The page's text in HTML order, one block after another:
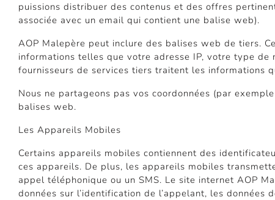
puissions distribuer des contenus et des offres
associée avec un email qui contient une balise web).
AOP Malepère peut inclure des balises web de tiers.
informations telles que votre adresse IP, votre type
fournisseurs de services tiers traitent les informations
Nous ne partageons pas vos coordonnées (par
balises web.
Les Appareils Mobiles
Certains appareils mobiles contiennent des
ces appareils. De plus, les appareils mobiles
appel téléphonique ou un SMS. Le site internet AOP
données sur l’identification de l’appelant, les